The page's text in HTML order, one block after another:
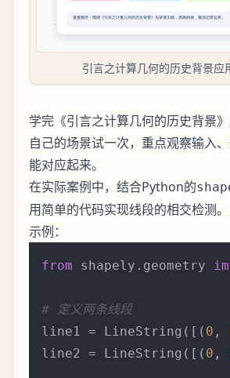
引言之计算几何的历史背景应
学完《引言之计算几何的历史背景
自己的场景试一次，重点观察输入
能对应起来。
在实际案例中，结合Python的
用简单的代码实现线段的相交检测
示例：
from shapely.geometry
# 定义两条线段
line1 = LineString([( 0 ,
line2 = LineString([( 0 ,